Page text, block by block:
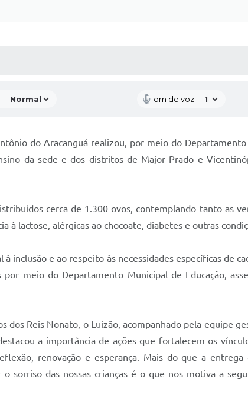
Tom de voz:
do Aracanguá realizou, por meio do
da sede e dos distritos de Major Prado e
cerca de 1.300 ovos, contemplando tanto as
lactose, alérgicas ao chocoate, diabetes e outras
inclusão e ao respeito às necessidades específicas de
meio do Departamento Municipal de Educação,
Reis Nonato, o Luizão, acompanhado pela equipe
a importância de ações que fortalecem os
renovação e esperança. Mais do que a
sorriso das nossas crianças é o que nos motiva a